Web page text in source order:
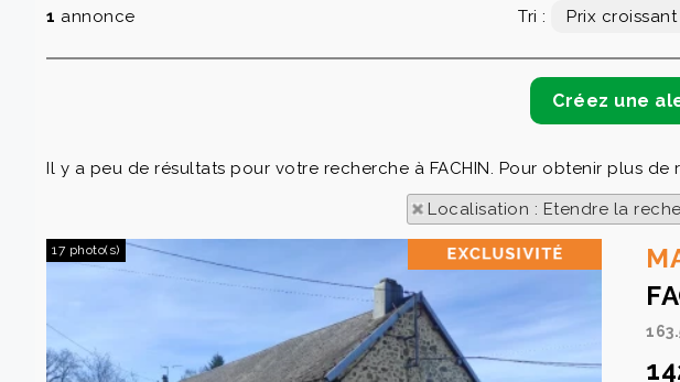
1 annonce Tri :
Il y a peu de résultats pour votre recherche à FACHIN. Pour obtenir plus
Localisation : Etendre la
17 photo(s)